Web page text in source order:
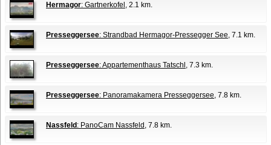
Hermagor: Gartnerkofel , 2.1 km.
Presseggersee: Strandbad Hermagor-Pressegger See, 7.1 km.
Presseggersee: Appartementhaus Tatschl , 7.3 km.
Presseggersee: Panoramakamera Presseggersee, 7.8 km.
Nassfeld : PanoCam Nassfeld , 7.8 km.